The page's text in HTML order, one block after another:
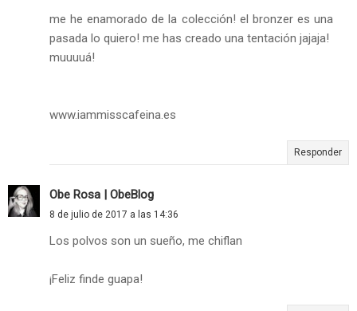
me he enamorado de la colección! el bronzer es una
pasada lo quiero! me has creado una tentación jajaja!
muuuuá!
www.iammisscafeina.es
Responder
Obe Rosa | ObeBlog
8 de julio de 2017 a las 14:36
Los polvos son un sueño, me chiflan
¡Feliz finde guapa!